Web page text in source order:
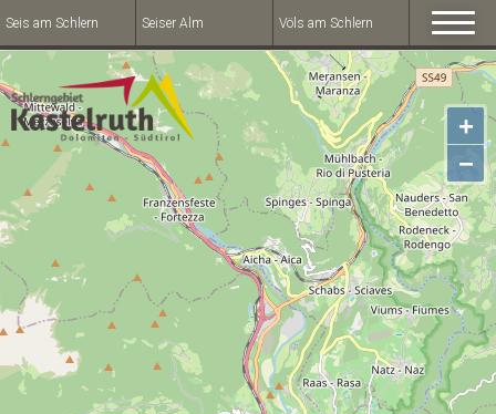
Seis am Schlern Seiser Alm Völs am Schlern
+
−